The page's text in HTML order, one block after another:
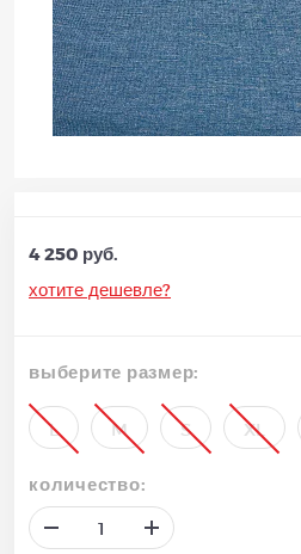
4 250 руб.
хотите дешевле?
выберите размер:
L M S XL
количество: